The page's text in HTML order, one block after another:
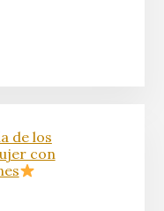
de los
con